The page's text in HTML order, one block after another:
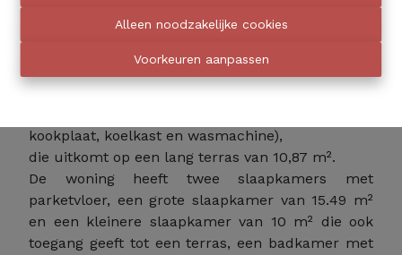
Alleen noodzakelijke cookies
Voorkeuren aanpassen
Het bestaat uit'een hal van 2 m²','een lichte
kookplaat, koelkast en wasmachine),
die uitkomt op een lang terras van 10,87 m².
De woning heeft twee slaapkamers met
parketvloer, een grote slaapkamer van 15.49 m²
en een kleinere slaapkamer van 10 m² die ook
toegang geeft tot een terras, een badkamer met